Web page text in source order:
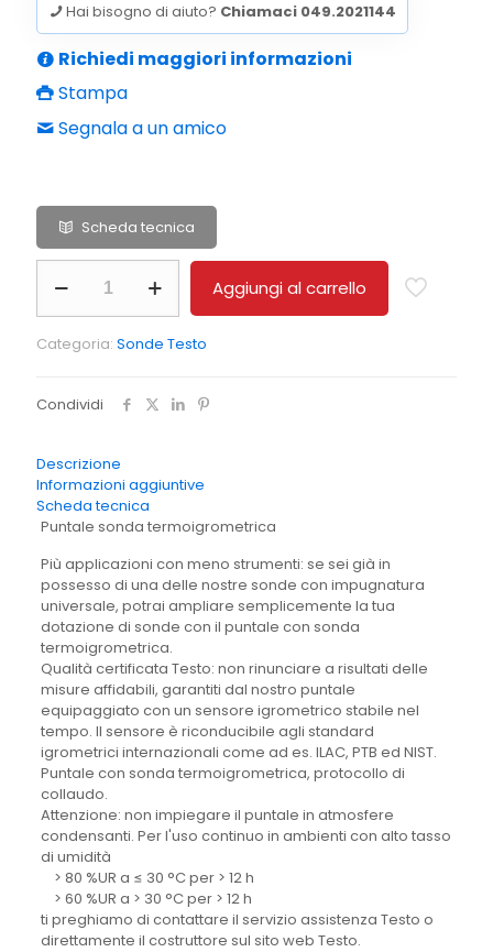
Hai bisogno di aiuto? Chiamaci 049.2021144
Richiedi maggiori informazioni
Stampa
Segnala a un amico
Scheda tecnica
sonda
°C/UR%
Aggiungi al carrello
Categoria: Sonde Testo
Condividi
Descrizione
Informazioni aggiuntive
Scheda tecnica
Puntale sonda termoigrometrica
Più applicazioni con meno strumenti: se sei già in
possesso di una delle nostre sonde con impugnatura
universale, potrai ampliare semplicemente la tua
dotazione di sonde con il puntale con sonda
termoigrometrica.
Qualità certificata Testo: non rinunciare a risultati delle
misure affidabili, garantiti dal nostro puntale
equipaggiato con un sensore igrometrico stabile nel
tempo. Il sensore è riconducibile agli standard
igrometrici internazionali come ad es. ILAC, PTB ed NIST.
Puntale con sonda termoigrometrica, protocollo di
collaudo.
Attenzione: non impiegare il puntale in atmosfere
condensanti. Per l'uso continuo in ambienti con alto tasso
di umidità
> 80 %UR a ≤ 30 °C per > 12 h
> 60 %UR a > 30 °C per > 12 h
ti preghiamo di contattare il servizio assistenza Testo o
direttamente il costruttore sul sito web Testo.